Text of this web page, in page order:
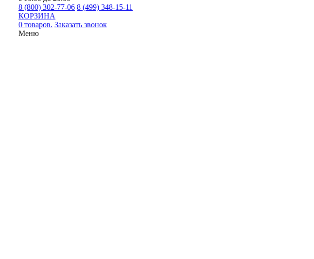
8 (800) 302-77-06 8 (499) 348-15-11
КОРЗИНА
0 товаров. Заказать звонок
Меню